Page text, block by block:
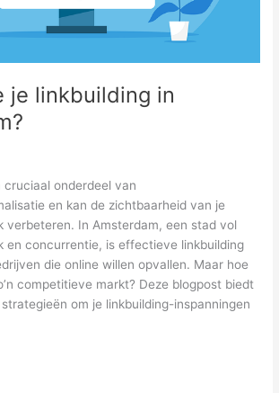
je linkbuilding in
cruciaal onderdeel van
en kan de zichtbaarheid van je
verbeteren. In Amsterdam, een stad vol
en concurrentie, is effectieve linkbuilding
die online willen opvallen. Maar hoe
competitieve markt? Deze blogpost biedt
om je linkbuilding-inspanningen